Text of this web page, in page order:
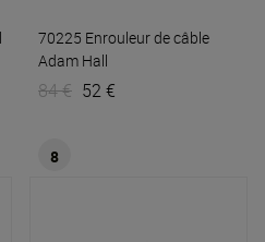
70225 Enrouleur de câble
Adam Hall
84 € 52 €
8